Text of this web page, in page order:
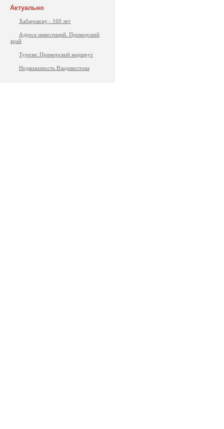
Актуально
Хабаровску - 160 лет
Адреса инвестиций. Приморский
край
Туризм: Приморский маршрут
Недвижимость Владивостока